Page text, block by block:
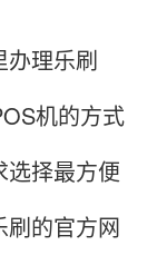
办理乐刷
机的方式
选择最方便
刷的官方网